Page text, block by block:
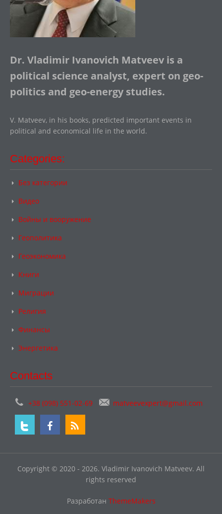
Dr. Vladimir Ivanovich Matveev is a
political science analyst, expert on geo-
politics and geo-energy studies.
V. Matveev, in his books, predicted important events in
political and economical life in the world.
Categories:
Без категории
Видео
Войны и вооружение
Геополитика
Геоэкономика
Книги
Миграции
Религия
Финансы
Энергетика
Contacts
+38 (098) 551-02-69 matveevexpert@gmail.com
Copyright © 2020 - 2026. Vladimir Ivanovich Matveev. All
rights reserved
Разработан ThemeMakers